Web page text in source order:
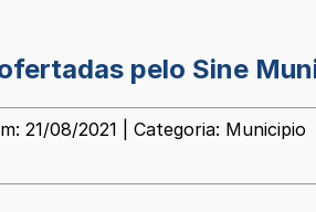
pelo Sine
21/08/2021 | Categoria: Municipio